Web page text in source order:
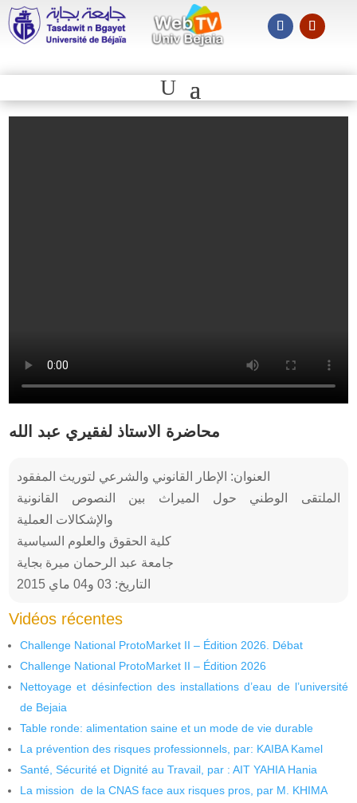
محاضرة الاستاذ لفقيري عبد الله
العنوان: الإطار القانوني والشرعي لتوريث المفقود
الملتقى الوطني حول الميراث بين النصوص القانونية
والإشكالات العملية
كلية الحقوق والعلوم السياسية
جامعة عبد الرحمان ميرة بجاية
التاريخ: 03 و04 ماي 2015
Vidéos récentes
Challenge National ProtoMarket II – Édition 2026. Débat
Challenge National ProtoMarket II – Édition 2026
Nettoyage et désinfection des installations d’eau de l’université
de Bejaia
Table ronde: alimentation saine et un mode de vie durable
La prévention des risques professionnels, par: KAIBA Kamel
Santé, Sécurité et Dignité au Travail, par : AIT YAHIA Hania
La mission de la CNAS face aux risques pros, par M. KHIMA